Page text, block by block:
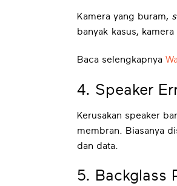
Kamera yang buram,
banyak kasus,
Baca selengkapnya
4. Speaker
Kerusakan speaker
membran. Biasanya
dan data.
5. Backglass